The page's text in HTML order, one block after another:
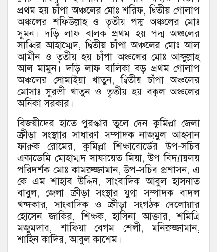
প্রথম হয় চাঁপা অঞ্চলের মোঃ শরিফ, দ্বিতীয় গোলাপ
অঞ্চলের শফিউল্লাহ ও তৃতীয় পদ্ম অঞ্চলের মোঃ
সুমন। দড়ি লাফ বালক প্রথম হয় পদ্ম অঞ্চলের
সাব্বির আহাম্মেদ, দ্বিতীয় চাঁপা অঞ্চলের মোঃ আল
আমীন ও তৃতীয় হয় চাঁপা অঞ্চলের মোঃ আব্দুল্লাহ
আল মামুন। দড়ি লাফ বালিকা বড় প্রথম গোলাপ
অঞ্চলের সোমাইয়া খাতুন, দ্বিতীয় চাঁপা অঞ্চলের
মোসাঃ সুরভী খাতুন ও তৃতীয় হয় বকুল অঞ্চলের
অনিকা সরকার।
বিজয়ীদের হাতে পুরস্কার তুলে দেন কুমিল্লা জেলা
ক্রীড়া সংস্থাার সাধারণ সম্পাদক নাজমুল আহসান
ফারুক রোমের, কুমিল্লা শিক্ষাবোর্ডের উপ-সচিব
একাডেমি মোহাম্মদ সাফায়েত মিয়া, উপ বিদ্যায়লয়
পরিদর্শক মোঃ কামরুজ্জামান, উপ-সচিব প্রশাসন, এ
কে এম শাহাব উদ্দিন, সাংবাদিক আবুল হাসনাত
বাবুল, জেলা ক্রীড়া সংস্থার যুগ্ম সম্পাদক বাদল
খন্দকার, সাংবাদিক ও ক্রীড়া সংগঠক দেলোয়ার
হোসেন জাকির, শিক্ষক, হাসিনা আক্তার, শমিত্রি
মজুমদার, শাফিয়া বেগম শেলী, মনিরুজ্জামান,
শাহিন কাদির, আবুল কাশেম।